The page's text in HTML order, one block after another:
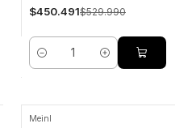
$450.491$529.990
Cantidad
Meinl